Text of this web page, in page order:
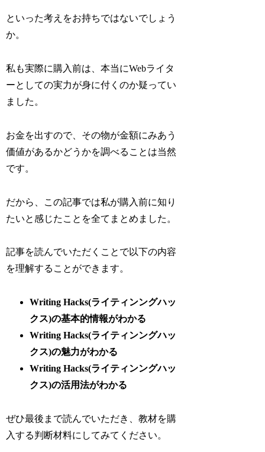
といった考えをお持ちではないでしょう
か。
私も実際に購入前は、本当にWebライタ
ーとしての実力が身に付くのか疑ってい
ました。
お金を出すので、その物が金額にみあう
価値があるかどうかを調べることは当然
です。
だから、この記事では私が購入前に知り
たいと感じたことを全てまとめました。
記事を読んでいただくことで以下の内容
を理解することができます。
Writing Hacks(ライティンングハッ
クス)の基本的情報がわかる
Writing Hacks(ライティンングハッ
クス)の魅力がわかる
Writing Hacks(ライティンングハッ
クス)の活用法がわかる
ぜひ最後まで読んでいただき、教材を購
入する判断材料にしてみてください。